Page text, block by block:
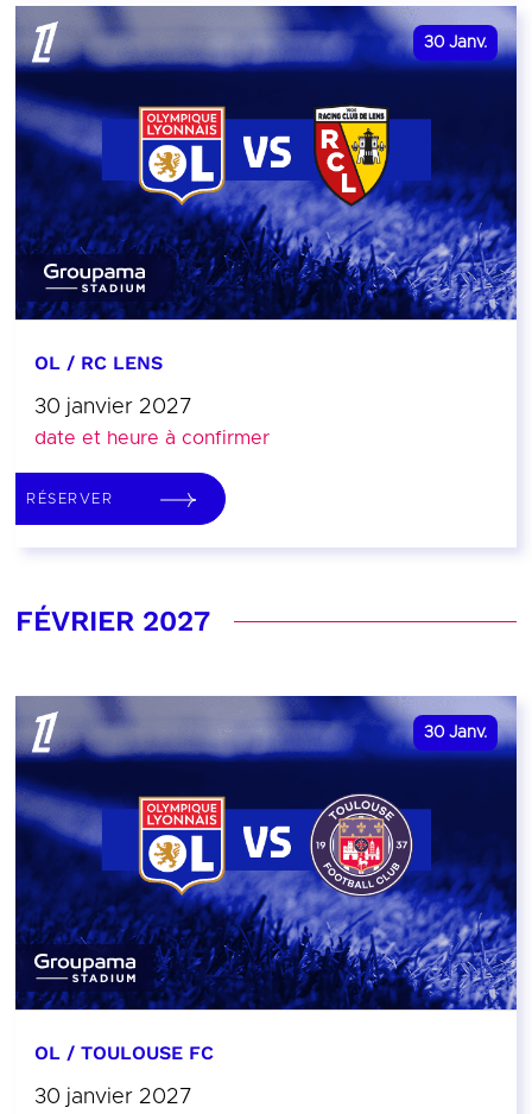
30 Janv.
OL / RC LENS
30 janvier 2027
date et heure à confirmer
RÉSERVER
FÉVRIER 2027
30 Janv.
OL / TOULOUSE FC
30 janvier 2027